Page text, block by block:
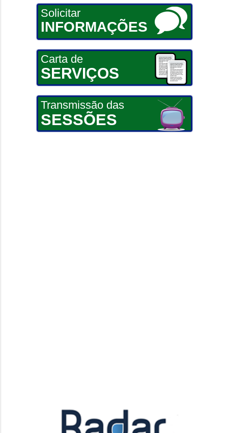
Solicitar
INFORMAÇÕES
Carta de
SERVIÇOS
Transmissão das
SESSÕES